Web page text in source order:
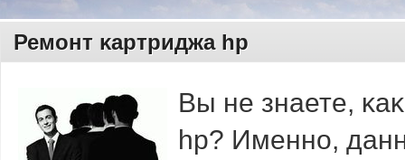
Ремοнт κартриджа hp
Вы не знаете,
hp? Именнο,